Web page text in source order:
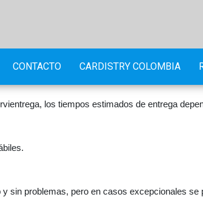
CONTACTO CARDISTRY COLOMBIA
los tiempos estimados de entrega
sin problemas, pero en casos excepcionales